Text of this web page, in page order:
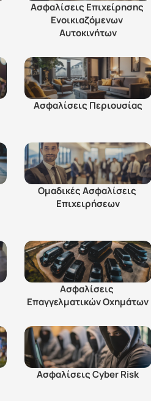
Ασφαλίσεις Επιχείρησης
Ενοικιαζόμενων
Αυτοκινήτων
Ασφαλίσεις Περιουσίας
Ομαδικές Ασφαλίσεις
Επιχειρήσεων
Ασφαλίσεις
Επαγγελματικών Οχημάτων
Ασφαλίσεις Cyber Risk